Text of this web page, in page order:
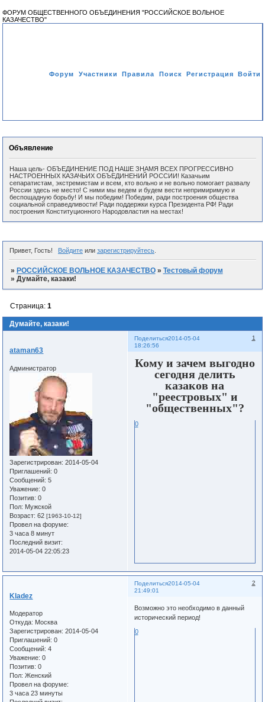
ФОРУМ ОБЩЕСТВЕННОГО ОБЪЕДИНЕНИЯ "РОССИЙСКОЕ ВОЛЬНОЕ
КАЗАЧЕСТВО"
Форум Участники Правила Поиск Регистрация Войти
Объявление
Наша цель- ОБЪЕДИНЕНИЕ ПОД НАШЕ ЗНАМЯ ВСЕХ ПРОГРЕССИВНО
НАСТРОЕННЫХ КАЗАЧЬИХ ОБЪЕДИНЕНИЙ РОССИИ! Казачьим
сепаратистам, экстремистам и всем, кто вольно и не вольно помогает развалу
России здесь не место! С ними мы ведем и будем вести непримиримую и
беспощадную борьбу! И мы победим! Победим, ради построения общества
социальной справедливости! Ради поддержки курса Президента РФ! Ради
построения Конституционного Народовластия на местах!
Привет, Гость! Войдитеили зарегистрируйтесь.
» РОССИЙСКОЕ ВОЛЬНОЕ КАЗАЧЕСТВО » Тестовый форум
» Думайте, казаки!
Думайте, казаки!
Страница: 1
Поделиться 1
2014-05-04
18:26:56
ataman63
Администратор
Зарегистрирован: 2014-05-04
Приглашений: 0
Сообщений: 5
Уважение: 0
Позитив: 0
Пол: Мужской
Возраст: 62[1963-10-12]
Провел на форуме:
3 часа 8 минут
Последний визит:
2014-05-04 22:05:23
Кому и зачем выгодно
сегодня делить
казаков на
"реестровых" и
"общественных"?
0
Поделиться 2
2014-05-04
21:49:01
Kladez
Модератор
Откуда: Москва
Зарегистрирован: 2014-05-04
Приглашений: 0
Сообщений: 4
Уважение: 0
Позитив: 0
Пол: Женский
Провел на форуме:
3 часа 23 минуты
Возможно это необходимо в данный
исторический период!
0